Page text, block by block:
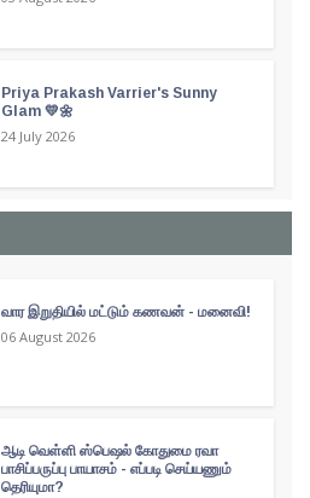
Priya Prakash Varrier's Sunny
Glam 💛🌼
24 July 2026
வார இறுதியில் மட்டும் கணவன் - மனைவி!
06 August 2026
ஆடி வெள்ளி ஸ்பெஷல் கோதுமை ரவா
பாசிப்பருப்பு பாயாசம் - எப்படி செய்யணும்
தெரியுமா?